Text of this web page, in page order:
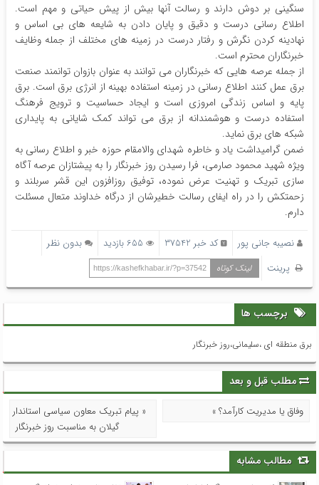
سنگینی بر دوش دارند و رسالت آنها بیش از پیش حیاتی و مهم است.
اطلاع رسانی درست و دقیق و پایان دادن به شایعه های بی اساس و
نهادینه کردن نگرش و رفتار درست در زمینه های مختلف از جمله وظایف
خبرنگاران محترم است.
از جمله عرصه هایی که خبرنگاران می توانند به عنوان بازوان توانمند صنعت
برق عمل کنند اطلاع رسانی در زمینه استفاده بهینه از انرژی برق است. برق
پایه و اساس زندگی امروزی است و ایجاد حساسیت و ترویج فرهنگ
استفاده درست و هوشمندانه از برق می تواند کمک شایانی به پایداری
شبکه های برق نماید.
ضمن گرامیداشت یاد و خاطره شهدای والامقام حوزه خبر و اطلاع رسانی به
ویژه شهید محمود صارمی، فرا رسیدن روز خبرنگار را به پیشتازان عرصه آگاه
سازی تبریک و تهنیت عرض نموده، توفیق روزافزون این قشر سربلند و
زحمتکش را در راه ایفای رسالت خطیرشان از درگاه خداوند متعال مسئلت
دارم.
نصیبه جانی پور کد خبر 37542 655 بازدید
بدون نظر
پرینت
لینک کوتاه https://kashefkhabar.ir/?p=37542
برچسب ها
برق منطقه ای ،سلیمانی،روز خبرنگار
مطلب قبل و بعد
وفاق یا مدیریت کارآمد؟ »
« پیام تبریک معاون سیاسی استاندار
گیلان به مناسبت روز خبرنگار
مطالب مشابه